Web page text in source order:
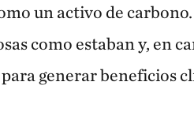
un activo de
como estaban y, en
generar beneficios